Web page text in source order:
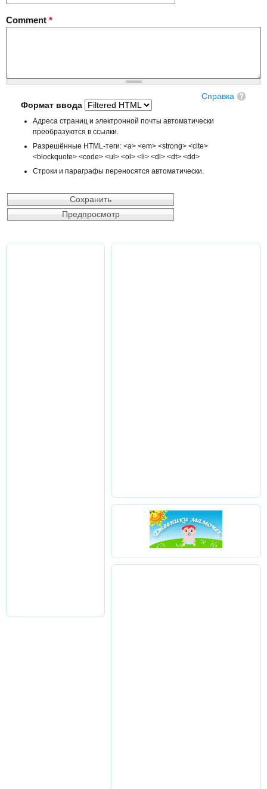
Comment *
Справка
Формат ввода
Адреса страниц и электронной почты автоматически
преобразуются в ссылки.
Разрешённые HTML-теги: <a> <em> <strong> <cite>
<blockquote> <code> <ul> <ol> <li> <dl> <dt> <dd>
Строки и параграфы переносятся автоматически.